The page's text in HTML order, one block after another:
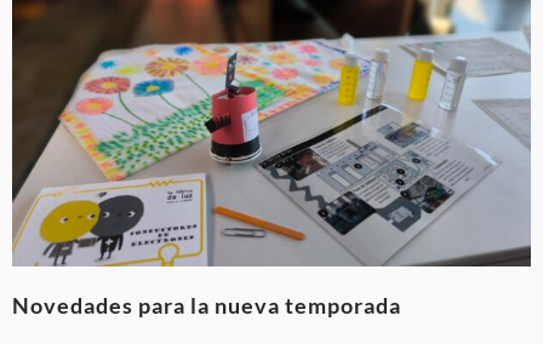
Novedades para la nueva temporada